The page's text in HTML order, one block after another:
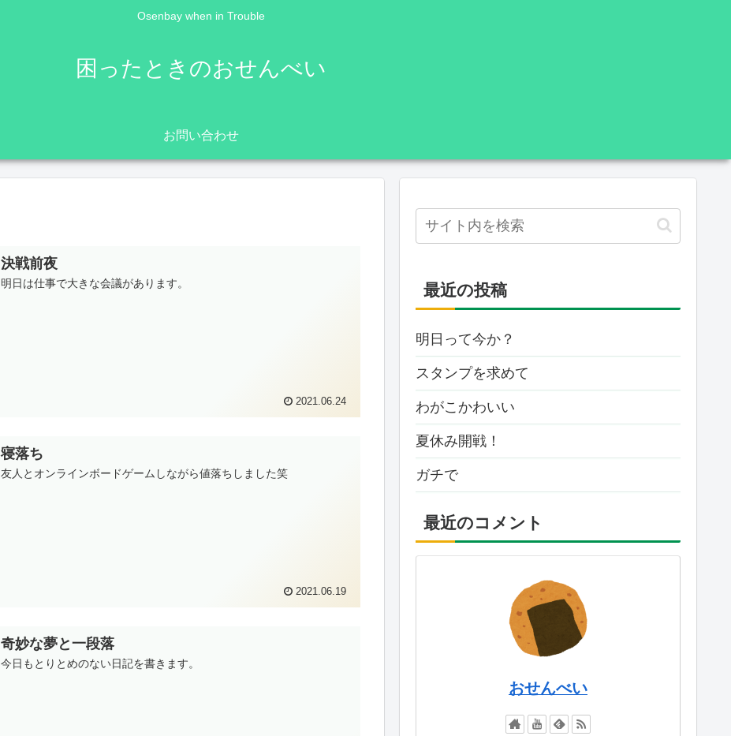
Osenbay when in Trouble
困ったときのおせんべい
お問い合わせ
決戦前夜
明日は仕事で大きな会議があります。
2021.06.24
寝落ち
友人とオンラインボードゲームしながら値落ちしました笑
2021.06.19
奇妙な夢と一段落
今日もとりとめのない日記を書きます。
最近の投稿
明日って今か？
スタンプを求めて
わがこかわいい
夏休み開戦！
ガチで
最近のコメント
おせんべい